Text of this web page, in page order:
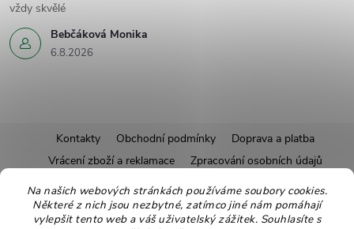
Na našich webových stránkách používáme soubory cookies.
Některé z nich jsou nezbytné, zatímco jiné nám pomáhají
vylepšit tento web a váš uživatelský zážitek. Souhlasíte s
Bebčáková Monika
6.8.2026
vždy skvělé
á
Kontakty Obchodní podmínky
Doprava a platba
Vrácení zboží a reklamace
Zpracování osobních údajů
Pravidla soutěží
Affiliate program
Recepty
Pro nové dodavatele
Ekologické balení Moje objednávka